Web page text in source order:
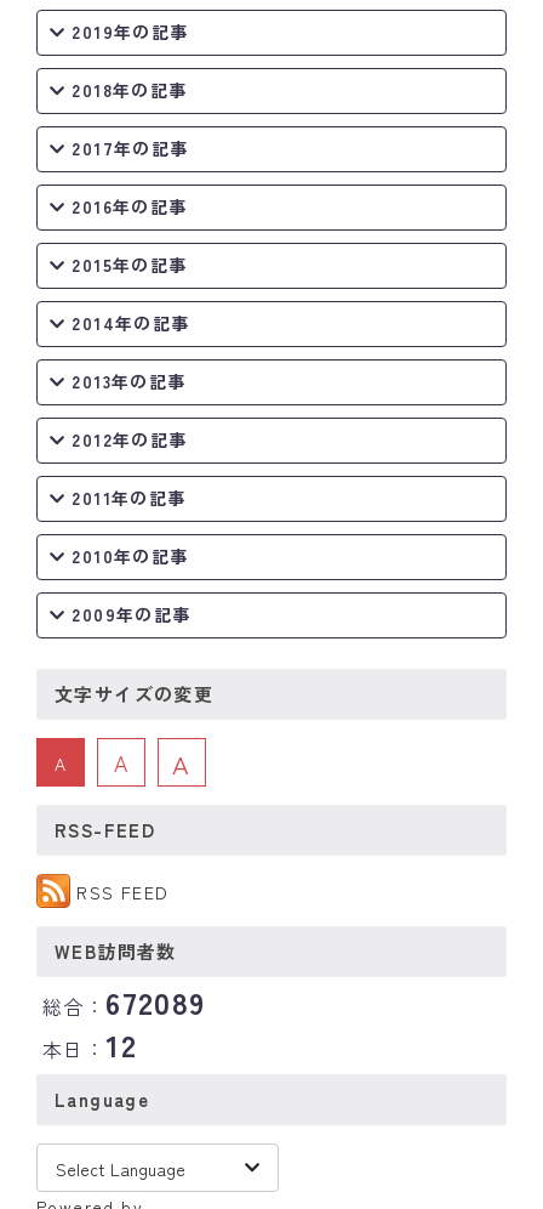
2019年の記事
2018年の記事
2017年の記事
2016年の記事
2015年の記事
2014年の記事
2013年の記事
2012年の記事
2011年の記事
2010年の記事
2009年の記事
文字サイズの変更
A A A
RSS-FEED
RSS FEED
WEB訪問者数
総合： 672089
本日：12
Language